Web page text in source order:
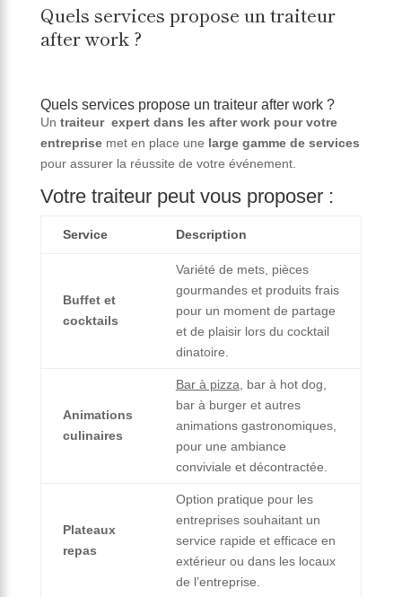
Quels services propose un traiteur
after work ?
Quels services propose un traiteur after work ?
Un traiteur expert dans les after work pour votre
entreprisemet en place une large gamme de services
pour assurer la réussite de votre événement.
Votre traiteur peut vous proposer :
Service Description
Buffet et
cocktails
Variété de mets, pièces
gourmandes et produits frais
pour un moment de partage
et de plaisir lors du cocktail
dinatoire.
Animations
culinaires
Bar à pizza , bar à hot dog,
bar à burger et autres
animations gastronomiques,
pour une ambiance
conviviale et décontractée.
Plateaux
repas
Option pratique pour les
entreprises souhaitant un
service rapide et efficace en
extérieur ou dans les locaux
de l’entreprise.